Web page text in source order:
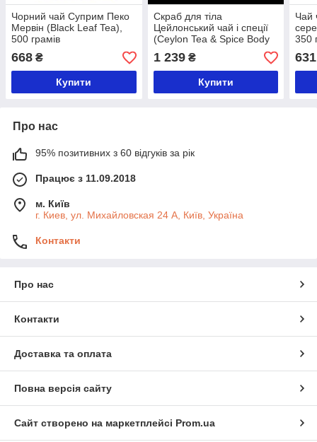
Чорний чай Суприм Пеко
Мервін (Black Leaf Tea),
500 грамів
668 ₴
Купити
Скраб для тіла
Цейлонський чай і спеції
(Ceylon Tea & Spice Body
Scrub, Spa Ceylon), 400
грамів
1 239₴
Купити
Чай
350
631
Про нас
95% позитивних з 60 відгуків за рік
Працює з 11.09.2018
м. Київ
г. Киев, ул. Михайловская 24 А, Київ, Україна
Контакти
Про нас
Контакти
Доставка та оплата
Повна версія сайту
Сайт створено на маркетплейсі Prom.ua